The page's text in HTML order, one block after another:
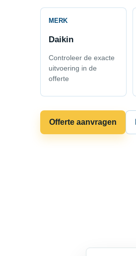
MERK
Daikin
Controleer de exacte
uitvoering in de
offerte
Offerte aanvragen